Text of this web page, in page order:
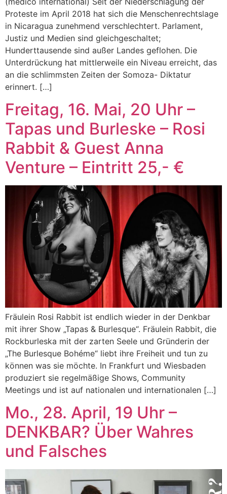
Proteste im April 2018 hat sich die Menschenrechtslage
in Nicaragua zunehmend verschlechtert. Parlament,
Justiz und Medien sind gleichgeschaltet;
Hunderttausende sind außer Landes geflohen. Die
Unterdrückung hat mittlerweile ein Niveau erreicht, das
an die schlimmsten Zeiten der Somoza- Diktatur
erinnert. […]
Freitag, 16. Mai, 20 Uhr –
Tapas und Burleske – Rosi
Rabbit & Guest Anna
Venture – Eintritt 25,- €
Fräulein Rosi Rabbit ist endlich wieder in der Denkbar
mit ihrer Show „Tapas & Burlesque“. Fräulein Rabbit, die
Rockburleska mit der zarten Seele und Gründerin der
„The Burlesque Bohéme“ liebt ihre Freiheit und tun zu
können was sie möchte. In Frankfurt und Wiesbaden
produziert sie regelmäßige Shows, Community
Meetings und ist auf nationalen und internationalen […]
Mo., 28. April, 19 Uhr –
DENKBAR? Über Wahres
und Falsches